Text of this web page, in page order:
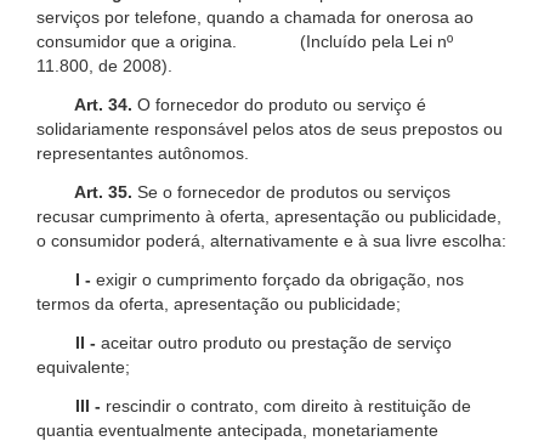
serviços por telefone, quando a chamada for onerosa ao
consumidor que a origina. (Incluído pela Lei nº
11.800, de 2008).
Art. 34. O fornecedor do produto ou serviço é
solidariamente responsável pelos atos de seus prepostos ou
representantes autônomos.
Art. 35. Se o fornecedor de produtos ou serviços
recusar cumprimento à oferta, apresentação ou publicidade,
o consumidor poderá, alternativamente e à sua livre escolha:
I - exigir o cumprimento forçado da obrigação, nos
termos da oferta, apresentação ou publicidade;
II - aceitar outro produto ou prestação de serviço
equivalente;
III - rescindir o contrato, com direito à restituição de
quantia eventualmente antecipada, monetariamente